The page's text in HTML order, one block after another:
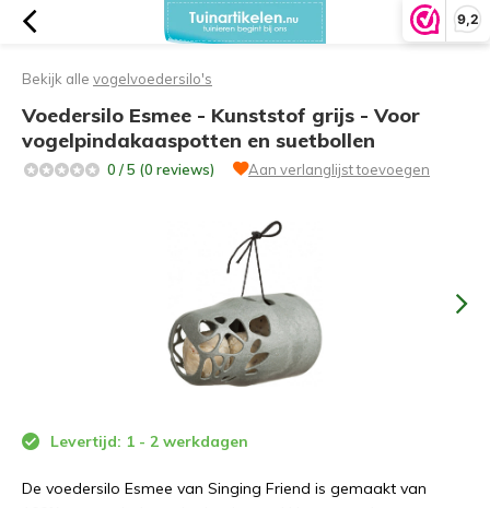
9,2
Bekijk alle vogelvoedersilo's
Voedersilo Esmee - Kunststof grijs - Voor
vogelpindakaaspotten en suetbollen
0 / 5 (0 reviews) Aan verlanglijst toevoegen
Levertijd: 1 - 2 werkdagen
De voedersilo Esmee van Singing Friend is gemaakt van